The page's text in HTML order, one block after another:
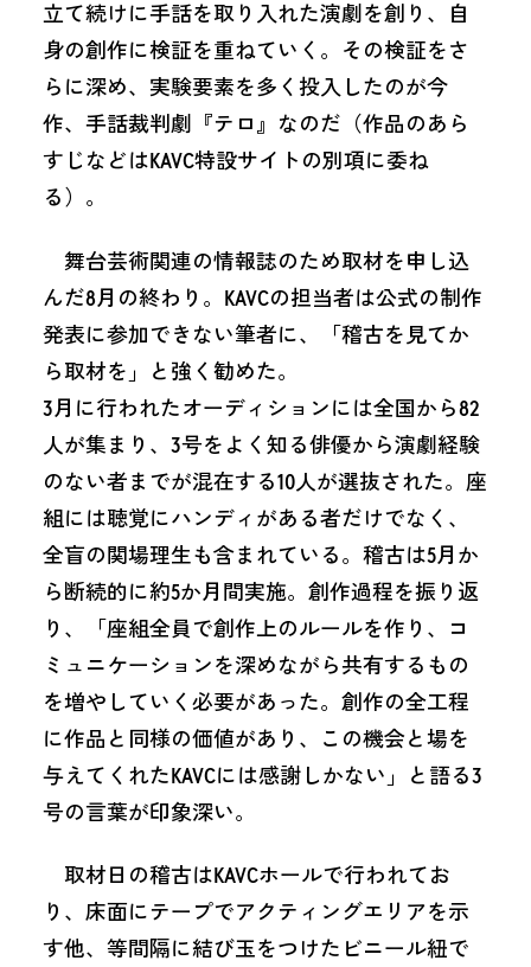
立て続けに手話を取り入れた演劇を創り、自
身の創作に検証を重ねていく。その検証をさ
らに深め、実験要素を多く投入したのが今
作、手話裁判劇『テロ』なのだ（作品のあら
すじなどはKAVC特設サイトの別項に委ね
る）。
舞台芸術関連の情報誌のため取材を申し込
んだ8月の終わり。KAVCの担当者は公式の制作
発表に参加できない筆者に、「稽古を見てか
ら取材を」と強く勧めた。
3月に行われたオーディションには全国から82
人が集まり、3号をよく知る俳優から演劇経験
のない者までが混在する10人が選抜された。座
組には聴覚にハンディがある者だけでなく、
全盲の関場理生も含まれている。稽古は5月か
ら断続的に約5か月間実施。創作過程を振り返
り、「座組全員で創作上のルールを作り、コ
ミュニケーションを深めながら共有するもの
を増やしていく必要があった。創作の全工程
に作品と同様の価値があり、この機会と場を
与えてくれたKAVCには感謝しかない」と語る3
号の言葉が印象深い。
取材日の稽古はKAVCホールで行われてお
り、床面にテープでアクティングエリアを示
す他、等間隔に結び玉をつけたビニール紐で